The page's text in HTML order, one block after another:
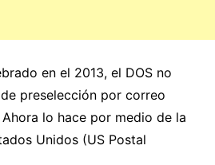
en el 2013, el DOS no
preselección por correo
lo hace por medio de la
Unidos (US Postal